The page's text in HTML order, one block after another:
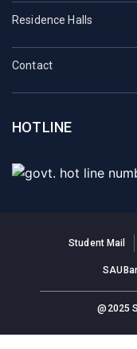
Residence Halls
Contact
HOTLINE
Student Mail
@2025